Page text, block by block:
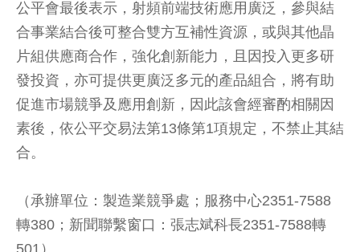
公平會最後表示，射頻前端技術應用廣泛，參與結
合事業結合後可整合雙方互補性資源，或與其他晶
片組供應商合作，強化創新能力，且因投入更多研
發投資，亦可提供更廣泛多元的產品組合，將有助
促進市場競爭及應用創新，因此該會經審酌相關因
素後，依公平交易法第13條第1項規定，不禁止其結
合。
（承辦單位：製造業競爭處；服務中心2351-7588
轉380；新聞聯繫窗口：張志斌科長2351-7588轉
501）